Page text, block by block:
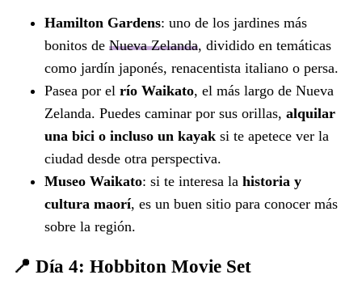
Hamilton Gardens: uno de los jardines más
bonitos de Nueva Zelanda, dividido en temáticas
como jardín japonés, renacentista italiano o persa.
Pasea por el río Waikato, el más largo de Nueva
Zelanda. Puedes caminar por sus orillas, alquilar
una bici o incluso un kayak si te apetece ver la
ciudad desde otra perspectiva.
Museo Waikato: si te interesa la historia y
cultura maorí, es un buen sitio para conocer más
sobre la región.
📍 Día 4: Hobbiton Movie Set